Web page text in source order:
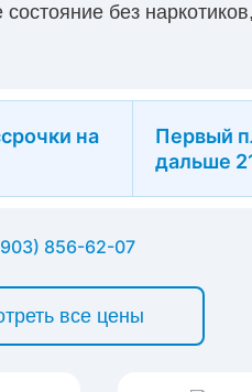
без
клинике «Новый
применяют
помочь:
+7(863)308-
на
Первый
дальше
856-62-07
все цены